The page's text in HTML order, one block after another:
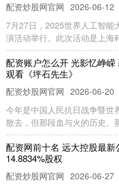
配资炒股网官网 2026-06-12
7月27日，2025世界人工智
演活动举行。此次活动是上海
配资账户怎么开 光影忆峥
观看《坪石先生》
配资炒股网官网 2026-06-20
今年是中国人民抗日战争暨世
散去，但那段血与火的历史、
配资网前十名 远大控股最
14.8834%股权
配资炒股网官网 2026-06-27